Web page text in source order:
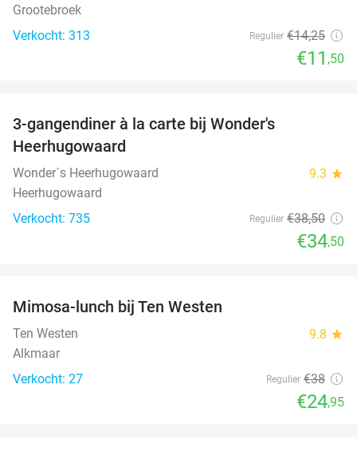
Grootebroek
Verkocht: 313
Regulier €14,25
€11 ,50
3-gangendiner à la carte bij Wonder's
Heerhugowaard
Wonder´s Heerhugowaard 9.3 star
Heerhugowaard
Verkocht: 735
Regulier €38,50
€34,50
Mimosa-lunch bij Ten Westen
Ten Westen 9.8 star
Alkmaar
Verkocht: 27
Regulier €38
€24,95